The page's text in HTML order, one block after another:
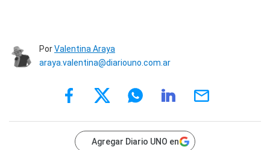
PorValentina Araya
araya.valentina@diariouno.com.ar
Agregar Diario UNO en